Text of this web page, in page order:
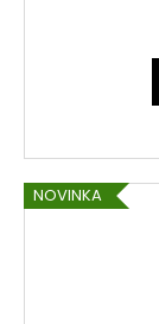
NOVINKA